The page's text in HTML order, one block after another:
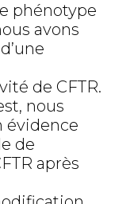
phénotype
avons
de CFTR.
nous
évidence
de
après